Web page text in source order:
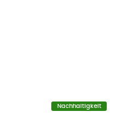
Nachhaltigkeit